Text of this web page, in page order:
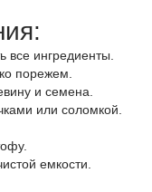
ингредиенты.
порежем.
и семена.
или соломкой.
емкости.